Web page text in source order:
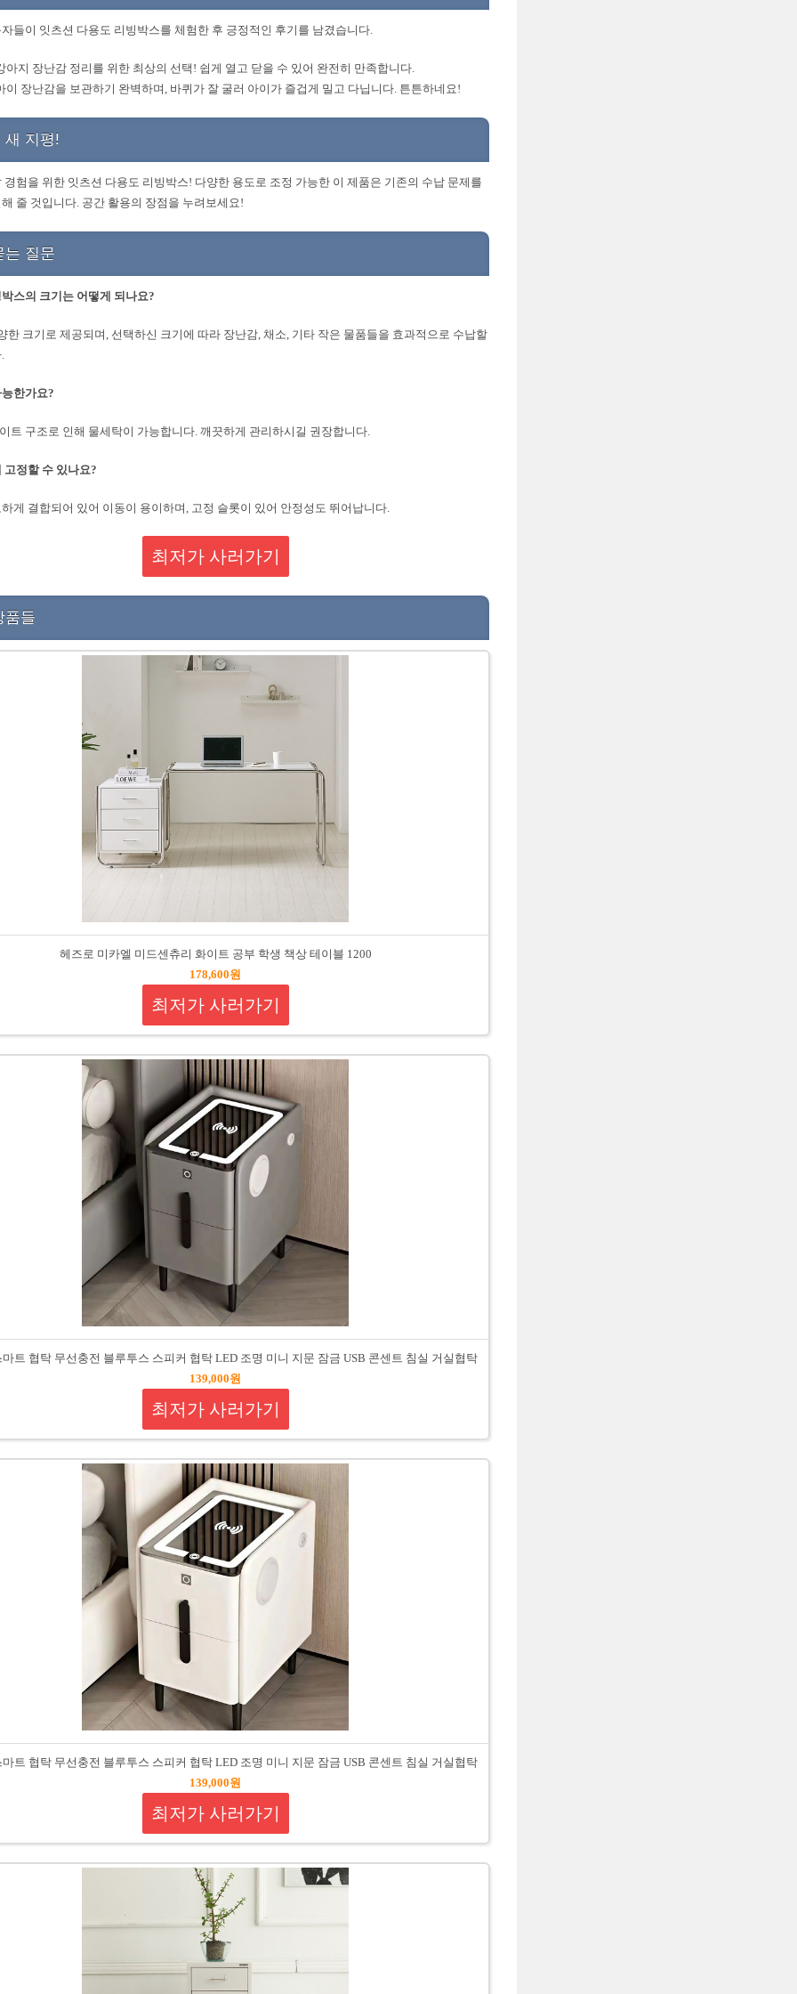
들이 잇츠션 다용도 리빙박스를 체험한 후 긍정적인 후기를 남겼습니다.
아지 장난감 정리를 위한 최상의 선택! 쉽게 열고 닫을 수 있어 완전히 만족합니다.
이 장난감을 보관하기 완벽하며, 바퀴가 잘 굴러 아이가 즐겁게 밀고 다닙니다. 튼튼하네요!
새 지평!
경험을 위한 잇츠션 다용도 리빙박스! 다양한 용도로 조정 가능한 이 제품은 기존의 수납 문제를
줄 것입니다. 공간 활용의 장점을 누려보세요!
는 질문
스의 크기는 어떻게 되나요?
한 크기로 제공되며, 선택하신 크기에 따라 장난감, 채소, 기타 작은 물품들을 효과적으로 수납할
한가요?
트 구조로 인해 물세탁이 가능합니다. 깨끗하게 관리하시길 권장합니다.
고정할 수 있나요?
게 결합되어 있어 이동이 용이하며, 고정 슬롯이 있어 안정성도 뛰어납니다.
최저가 사러가기
품들
헤즈로 미카엘 미드센츄리 화이트 공부 학생 책상 테이블 1200
178,600원
최저가 사러가기
마트 협탁 무선충전 블루투스 스피커 협탁 LED 조명 미니 지문 잠금 USB 콘센트 침실 거실협탁
139,000원
최저가 사러가기
마트 협탁 무선충전 블루투스 스피커 협탁 LED 조명 미니 지문 잠금 USB 콘센트 침실 거실협탁
139,000원
최저가 사러가기